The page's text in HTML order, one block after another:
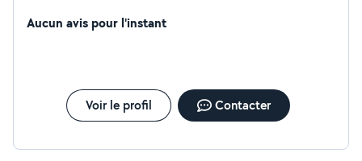
clotures,dalles,terrasse etc
Aucun avis pour l'instant
Voir le profil Contacter